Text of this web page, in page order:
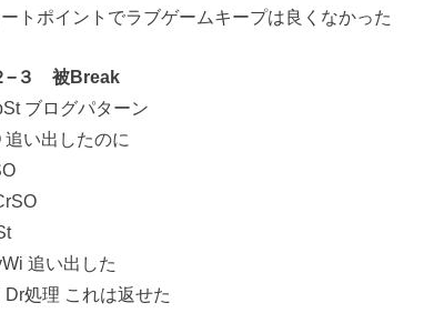
トポイントでラブゲームキープは良くなかった
−３ 被Break
ブログパターン
追い出したのに
追い出した
Dr処理 これは返せた